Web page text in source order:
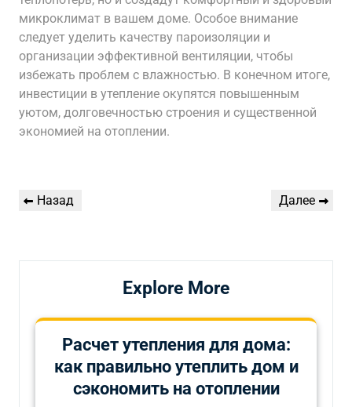
микроклимат в вашем доме. Особое внимание
следует уделить качеству пароизоляции и
организации эффективной вентиляции, чтобы
избежать проблем с влажностью. В конечном итоге,
инвестиции в утепление окупятся повышенным
уютом, долговечностью строения и существенной
экономией на отоплении.
Навигация
Предыдущая
Назад
Следующая
Далее
Explore More
Расчет утепления для дома:
как правильно утеплить дом и
сэкономить на отоплении